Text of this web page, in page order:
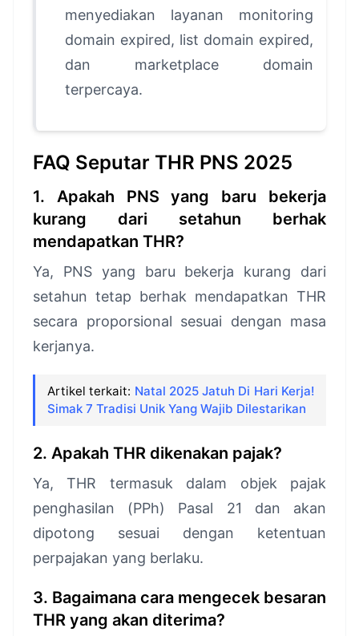
menyediakan layanan monitoring
domain expired, list domain expired,
dan marketplace domain
terpercaya.
FAQ Seputar THR PNS 2025
1. Apakah PNS yang baru bekerja
kurang dari setahun berhak
mendapatkan THR?
Ya, PNS yang baru bekerja kurang dari
setahun tetap berhak mendapatkan THR
secara proporsional sesuai dengan masa
kerjanya.
Artikel terkait: Natal 2025 Jatuh Di Hari Kerja!
Simak 7 Tradisi Unik Yang Wajib Dilestarikan
2. Apakah THR dikenakan pajak?
Ya, THR termasuk dalam objek pajak
penghasilan (PPh) Pasal 21 dan akan
dipotong sesuai dengan ketentuan
perpajakan yang berlaku.
3. Bagaimana cara mengecek besaran
THR yang akan diterima?